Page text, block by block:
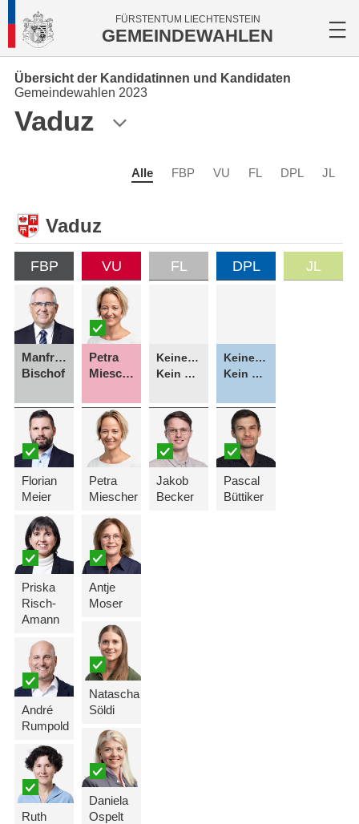
FÜRSTENTUM LIECHTENSTEIN
GEMEINDEWAHLEN
Übersicht der Kandidatinnen und Kandidaten
Gemeindewahlen 2023
Vaduz
Alle FBP VU FL DPL JL
Vaduz
FBP
Manfred
Bischof
Florian
Meier
Priska
Risch-
Amann
André
Rumpold
Ruth
VU
Petra
Miescher
Petra
Miescher
Antje
Moser
Natascha
Söldi
Daniela
Ospelt
FL
Keine Kandidatin
Kein Kandidat
Jakob
Becker
DPL
Keine Kandidatin
Kein Kandidat
Pascal
Büttiker
JL